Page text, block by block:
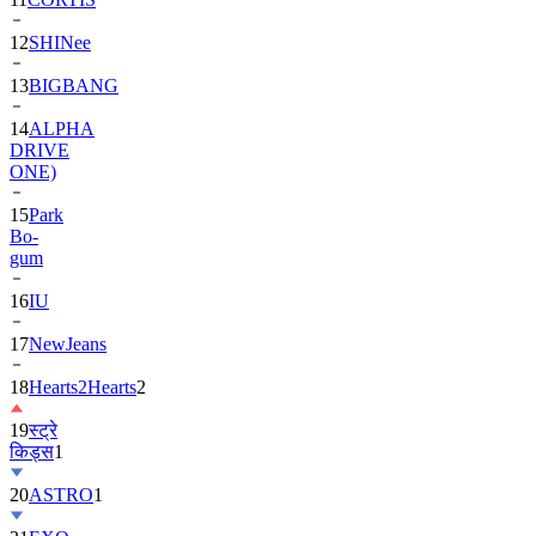
13BIGBANG
14ALPHA
DRIVE
ONE)
15Park
Bo-
gum
16IU
17NewJeans
18Hearts2Hearts
19स्ट्रे
किड्स
20ASTRO
21EXO